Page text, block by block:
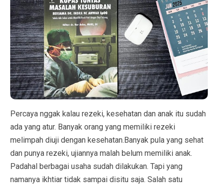
Percaya nggak kalau rezeki, kesehatan dan anak itu sudah
ada yang atur. Banyak orang yang memiliki rezeki
melimpah diuji dengan kesehatan.Banyak pula yang sehat
dan punya rezeki, ujiannya malah belum memiliki anak.
Padahal berbagai usaha sudah dilakukan. Tapi yang
namanya ikhtiar tidak sampai disitu saja. Salah satu